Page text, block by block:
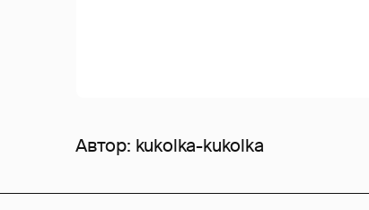
Автор: kukolka-kukolka